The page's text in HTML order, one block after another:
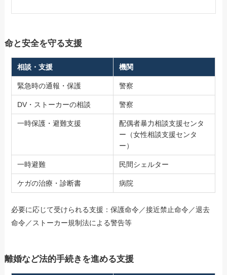
命と安全を守る支援
相談・支援 機関
緊急時の通報・保護 警察
DV・ストーカーの相談 警察
一時保護・避難支援
配偶者暴力相談支援センタ
ー（女性相談支援センタ
ー）
一時避難 民間シェルター
ケガの治療・診断書 病院
必要に応じて受けられる支援：保護命令／接近禁止命令／退去
命令／ストーカー規制法による警告等
離婚など法的手続きを進める支援